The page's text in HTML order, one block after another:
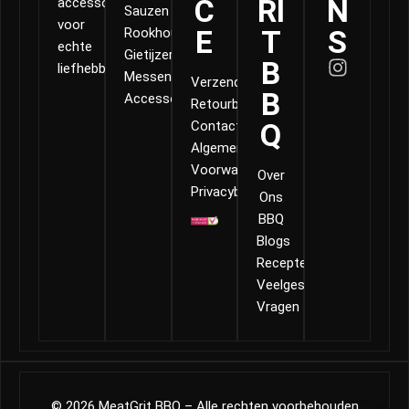
voor
echte
liefhebbers.
Sauzen
Rookhout
Gietijzer
Messen
Accessoires
C
E
Verzending
Retourbeleid
Contact
Algemene
Voorwaarden
Privacybeleid
RI
T
B
B
Q
Over
Ons
BBQ
Blogs
Recepten
Veelgestelde
Vragen
N
S